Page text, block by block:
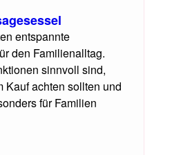
entspannte
den Familienalltag.
sinnvoll sind,
Kauf achten sollten und
für Familien